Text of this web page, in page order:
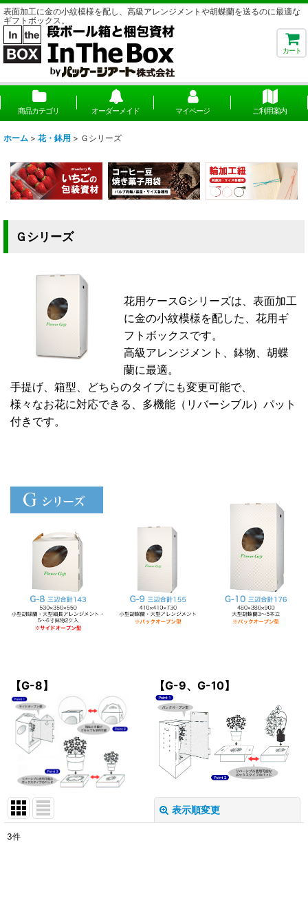
表面加工に金の小紋模様を配し、高級アレンジメントや胡蝶蘭を送るのに最適な
ギフトボックス。
カート
商品カテゴリ オーダーメイド マイページ ご利用案内
ホーム > 花・鉢用 > Ｇシリーズ
Ｇシリーズ
花用ケースGシリーズは、表面加工
に金の小紋模様を配した、花用ギ
フトボックスです。
高級アレンジメント、鉢物、胡蝶
蘭に最適。
手提げ、箱型、どちらのタイプにも変更可能で、
様々なお花に対応できる、多機能（リバーシブル）パット
付きです。
【G-8】 【G-9、G-10】
表示順変更
3件